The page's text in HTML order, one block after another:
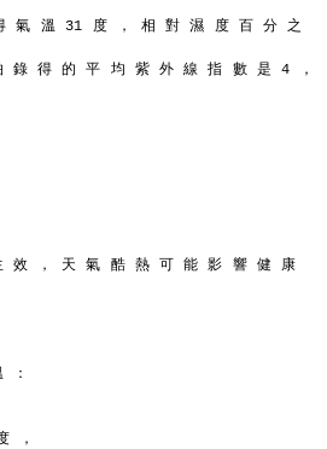
氣 溫 31 度 ， 相 對 濕 度 百 分 之
錄 得 的 平 均 紫 外 線 指 數 是 4 ，
效 ， 天 氣 酷 熱 可 能 影 響 健 康
：
，